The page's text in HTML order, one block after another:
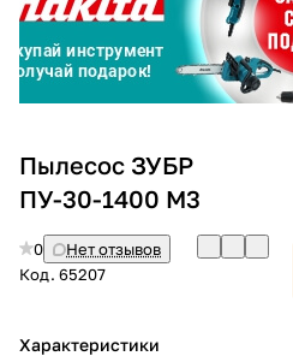
Пылесос ЗУБР
ПУ-30-1400 М3
0
Нет отзывов
Код. 65207
Характеристики
оплатуна части
без переплат
График платежей
Сегодня
25%